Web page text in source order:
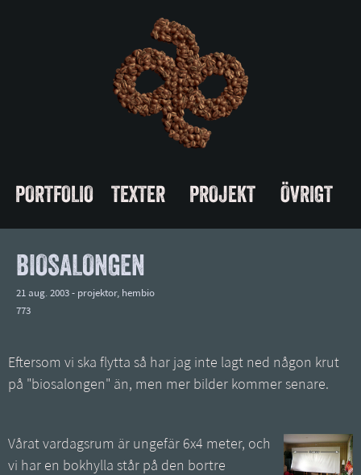
PORTFOLIO TEXTER PROJEKT ÖVRIGT
BIOSALONGEN
21 aug. 2003 - projektor, hembio
773
Eftersom vi ska flytta så har jag inte lagt ned någon krut
på "biosalongen" än, men mer bilder kommer senare.
Vårat vardagsrum är ungefär 6x4 meter, och
vi har en bokhylla står på den bortre